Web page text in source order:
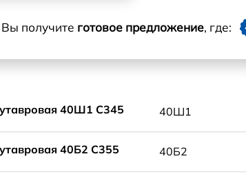
Вы получите готовое предложение, где:
40Ш1 С345 40Ш1
40Б2 С355 40Б2